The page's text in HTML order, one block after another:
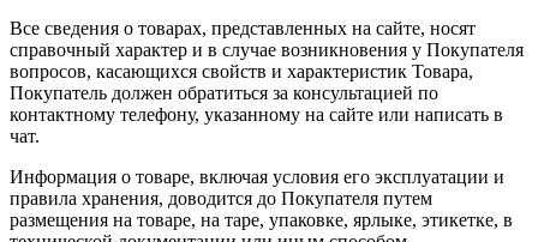
Все сведения о товарах, представленных на сайте, носят
справочный характер и в случае возникновения у Покупателя
вопросов, касающихся свойств и характеристик Товара,
Покупатель должен обратиться за консультацией по
контактному телефону, указанному на сайте или написать в
чат.
Информация о товаре, включая условия его эксплуатации и
правила хранения, доводится до Покупателя путем
размещения на товаре, на таре, упаковке, ярлыке, этикетке, в